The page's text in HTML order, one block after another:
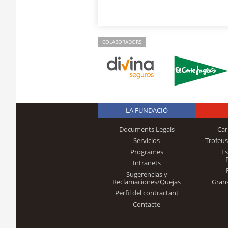
COLABORADORS
LA FUNDACIÓ
Documents Legals
Servicios
Programes
Intranets
Sugerencias y
Reclamaciones/Quejas
Perfil del contractant
Contacte